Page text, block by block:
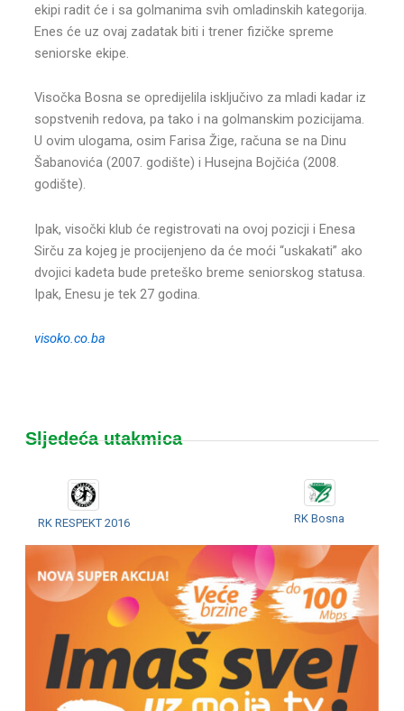
ekipi radit će i sa golmanima svih omladinskih kategorija.
Enes će uz ovaj zadatak biti i trener fizičke spreme
seniorske ekipe.
Visočka Bosna se opredijelila isključivo za mladi kadar iz
sopstvenih redova, pa tako i na golmanskim pozicijama.
U ovim ulogama, osim Farisa Žige, računa se na Dinu
Šabanovića (2007. godište) i Husejna Bojčića (2008.
godište).
Ipak, visočki klub će registrovati na ovoj pozicji i Enesa
Sirču za kojeg je procijenjeno da će moći “uskakati” ako
dvojici kadeta bude preteško breme seniorskog statusa.
Ipak, Enesu je tek 27 godina.
visoko.co.ba
Sljedeća utakmica
RK RESPEKT 2016 RK Bosna